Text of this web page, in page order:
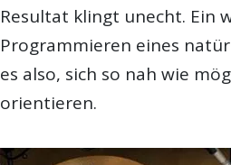
Resultat klingt unecht. Ein
Programmieren eines
es also, sich so nah wie
orientieren.